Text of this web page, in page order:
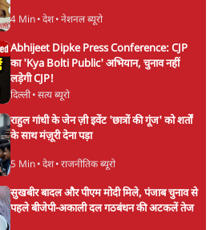
4 Min• देश• नेशनल ब्यूरो
Abhijeet Dipke Press Conference: CJP
का 'Kya Bolti Public' अभियान, चुनाव नहीं
लड़ेगी CJP!
दिल्ली• सत्य ब्यूरो
राहुल गांधी के जेन ज़ी इवेंट 'छात्रों की गूंज' को शर्तों
के साथ मंज़ूरी देना पड़ा
5 Min• देश• राजनीतिक ब्यूरो
सुखबीर बादल और पीएम मोदी मिले, पंजाब चुनाव से
पहले बीजेपी-अकाली दल गठबंधन की अटकलें तेज